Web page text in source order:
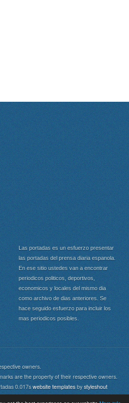
Las portadas es un esfuerzo presentar
las portadas del prensa diaria espanola.
En ese sitio ustedes van a encontrar
periodicos politicos, deportivos,
economicos y locales del mismo dia
como archivo de dias anteriores. Se
hace seguido esfuerzo para incluir los
mas periodicos posibles.
owners.
are the property of their respective owners.
0.017s website templates by styleshout